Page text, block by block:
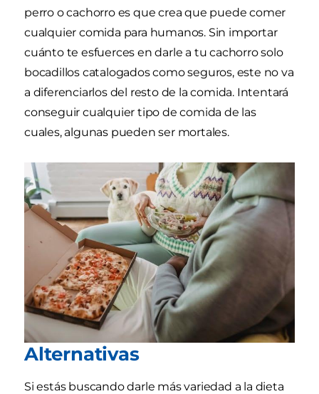
perro o cachorro es que crea que puede comer
cualquier comida para humanos. Sin importar
cuánto te esfuerces en darle a tu cachorro solo
bocadillos catalogados como seguros, este no va
a diferenciarlos del resto de la comida. Intentará
conseguir cualquier tipo de comida de las
cuales, algunas pueden ser mortales.
Alternativas
Si estás buscando darle más variedad a la dieta